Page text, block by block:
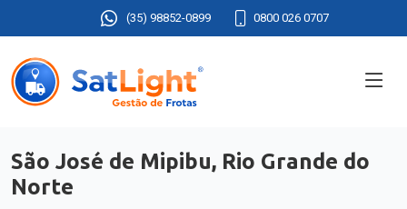
(35) 98852-0899 0800 026 0707
São José de Mipibu, Rio Grande do
Norte